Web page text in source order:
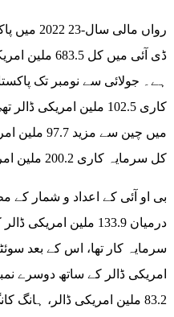
رواں
ہے۔ جولائی سے نومبر تک
کاری 102.5 ملین
میں چین سے
کل سرمایہ کاری 200.2 ملین امریکی ڈالر تک پہنچ گئی۔
بی او آئی کے اعداد و شمار کے
درمیان 133.9 ملین
امریکی ڈالر کے ساتھ دوسرے